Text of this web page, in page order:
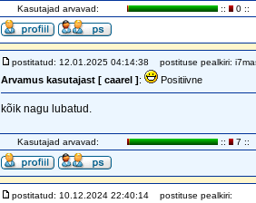
Kasutajad arvavad: :: 0 ::
postitatud: 12.01.2025 04:14:38 postituse pealkiri:
Arvamus kasutajast [ caarel ]: Positiivne
kõik nagu lubatud.
Kasutajad arvavad: :: 7 ::
postitatud: 10.12.2024 22:40:14 postituse pealkiri: